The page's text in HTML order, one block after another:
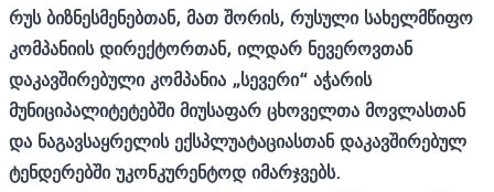
რუსბიზნესმენებთან,მათ შორის,რუსული სახელმწიფო
კომპანიისდირექტორთან,ილდარ ნევეროვთან
დაკავშირებულიკომპანია „სევერი“აჭარის
მუნიციპალიტეტებშიმიუსაფარცხოველთამოვლასთან
და ნაგავსაყრელისექსპლუატაციასთანდაკავშირებულ
ტენდერებშიუკონკურენტოდიმარჯვებს.